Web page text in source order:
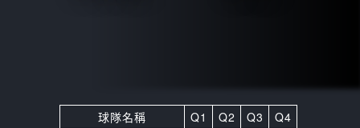
球隊名稱 Q1 Q2 Q3
Q4